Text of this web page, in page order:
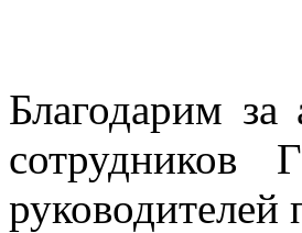
Благодарим
руководителей